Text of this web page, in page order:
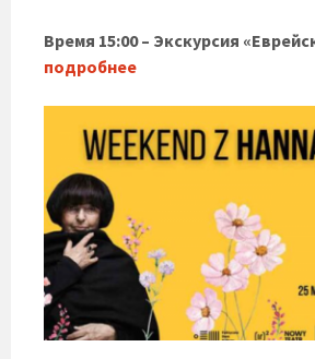
Время 15:00 – Экскурсия
подробнее